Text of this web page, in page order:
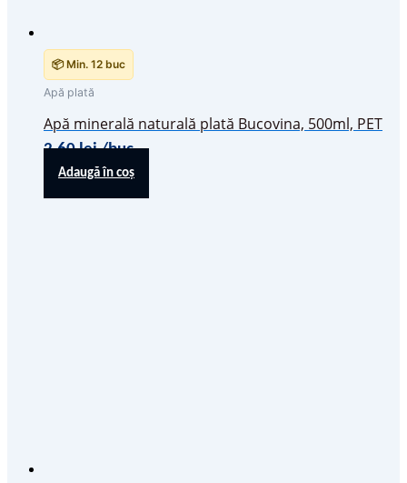
📦 Min. 12 buc
Apă plată
Apă minerală naturală plată Bucovina, 500ml, PET
2,60lei/buc
Adaugă în coș